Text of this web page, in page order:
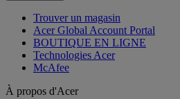
Trouver un magasin
Acer Global Account Portal
BOUTIQUE EN LIGNE
Technologies Acer
McAfee
À propos d'Acer